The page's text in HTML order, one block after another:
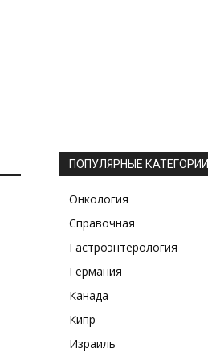
ПОПУЛЯРНЫЕ КАТЕГОРИИ
Онкология
Справочная
Гастроэнтерология
Германия
Канада
Кипр
Израиль